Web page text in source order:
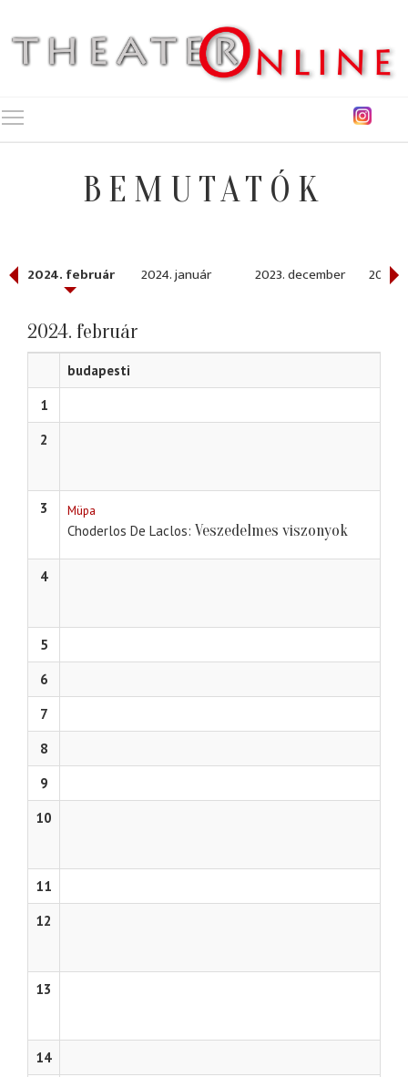
BEMUTATÓK
2024. február 2024. január 2023. december 2023.
2024. február
budapesti
1
2
3 Müpa
Choderlos De Laclos Veszedelmes viszonyok
4
5
6
7
8
9
10
11
12
13
14